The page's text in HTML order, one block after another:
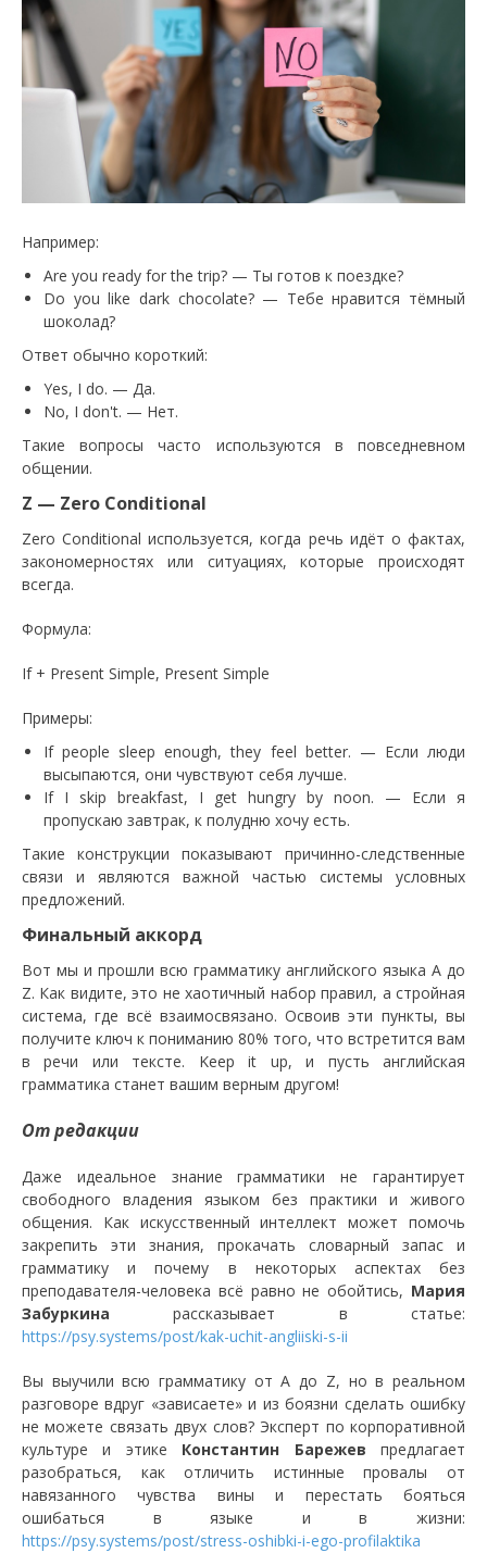
Например:
Are you ready for the trip? — Ты готов к поездке?
Do you like dark chocolate? — Тебе нравится тёмный
шоколад?
Ответ обычно короткий:
Yes, I do. — Да.
No, I don't. — Нет.
Такие вопросы часто используются в повседневном
общении.
Z — Zero Conditional
Zero Conditional используется, когда речь идёт о фактах,
закономерностях или ситуациях, которые происходят
всегда.
Формула:
If + Present Simple, Present Simple
Примеры:
If people sleep enough, they feel better. — Если люди
высыпаются, они чувствуют себя лучше.
If I skip breakfast, I get hungry by noon. — Если я
пропускаю завтрак, к полудню хочу есть.
Такие конструкции показывают причинно-следственные
связи и являются важной частью системы условных
предложений.
Финальный аккорд
Вот мы и прошли всю грамматику английского языка A до
Z. Как видите, это не хаотичный набор правил, а стройная
система, где всё взаимосвязано. Освоив эти пункты, вы
получите ключ к пониманию 80% того, что встретится вам
в речи или тексте. Keep it up, и пусть английская
грамматика станет вашим верным другом!
От редакции
Даже идеальное знание грамматики не гарантирует
свободного владения языком без практики и живого
общения. Как искусственный интеллект может помочь
закрепить эти знания, прокачать словарный запас и
грамматику и почему в некоторых аспектах без
преподавателя-человека всё равно не обойтись, Мария
Забуркина рассказывает в статье:
https://psy.systems/post/kak-uchit-angliiski-s-ii
Вы выучили всю грамматику от A до Z, но в реальном
разговоре вдруг «зависаете» и из боязни сделать ошибку
не можете связать двух слов? Эксперт по корпоративной
культуре и этике Константин Барежев предлагает
разобраться, как отличить истинные провалы от
навязанного чувства вины и перестать бояться
ошибаться в языке и в жизни:
https://psy.systems/post/stress-oshibki-i-ego-profilaktika